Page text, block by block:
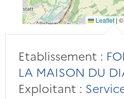
Leaflet |
Etablissement :
LA MAISON DU
Exploitant :